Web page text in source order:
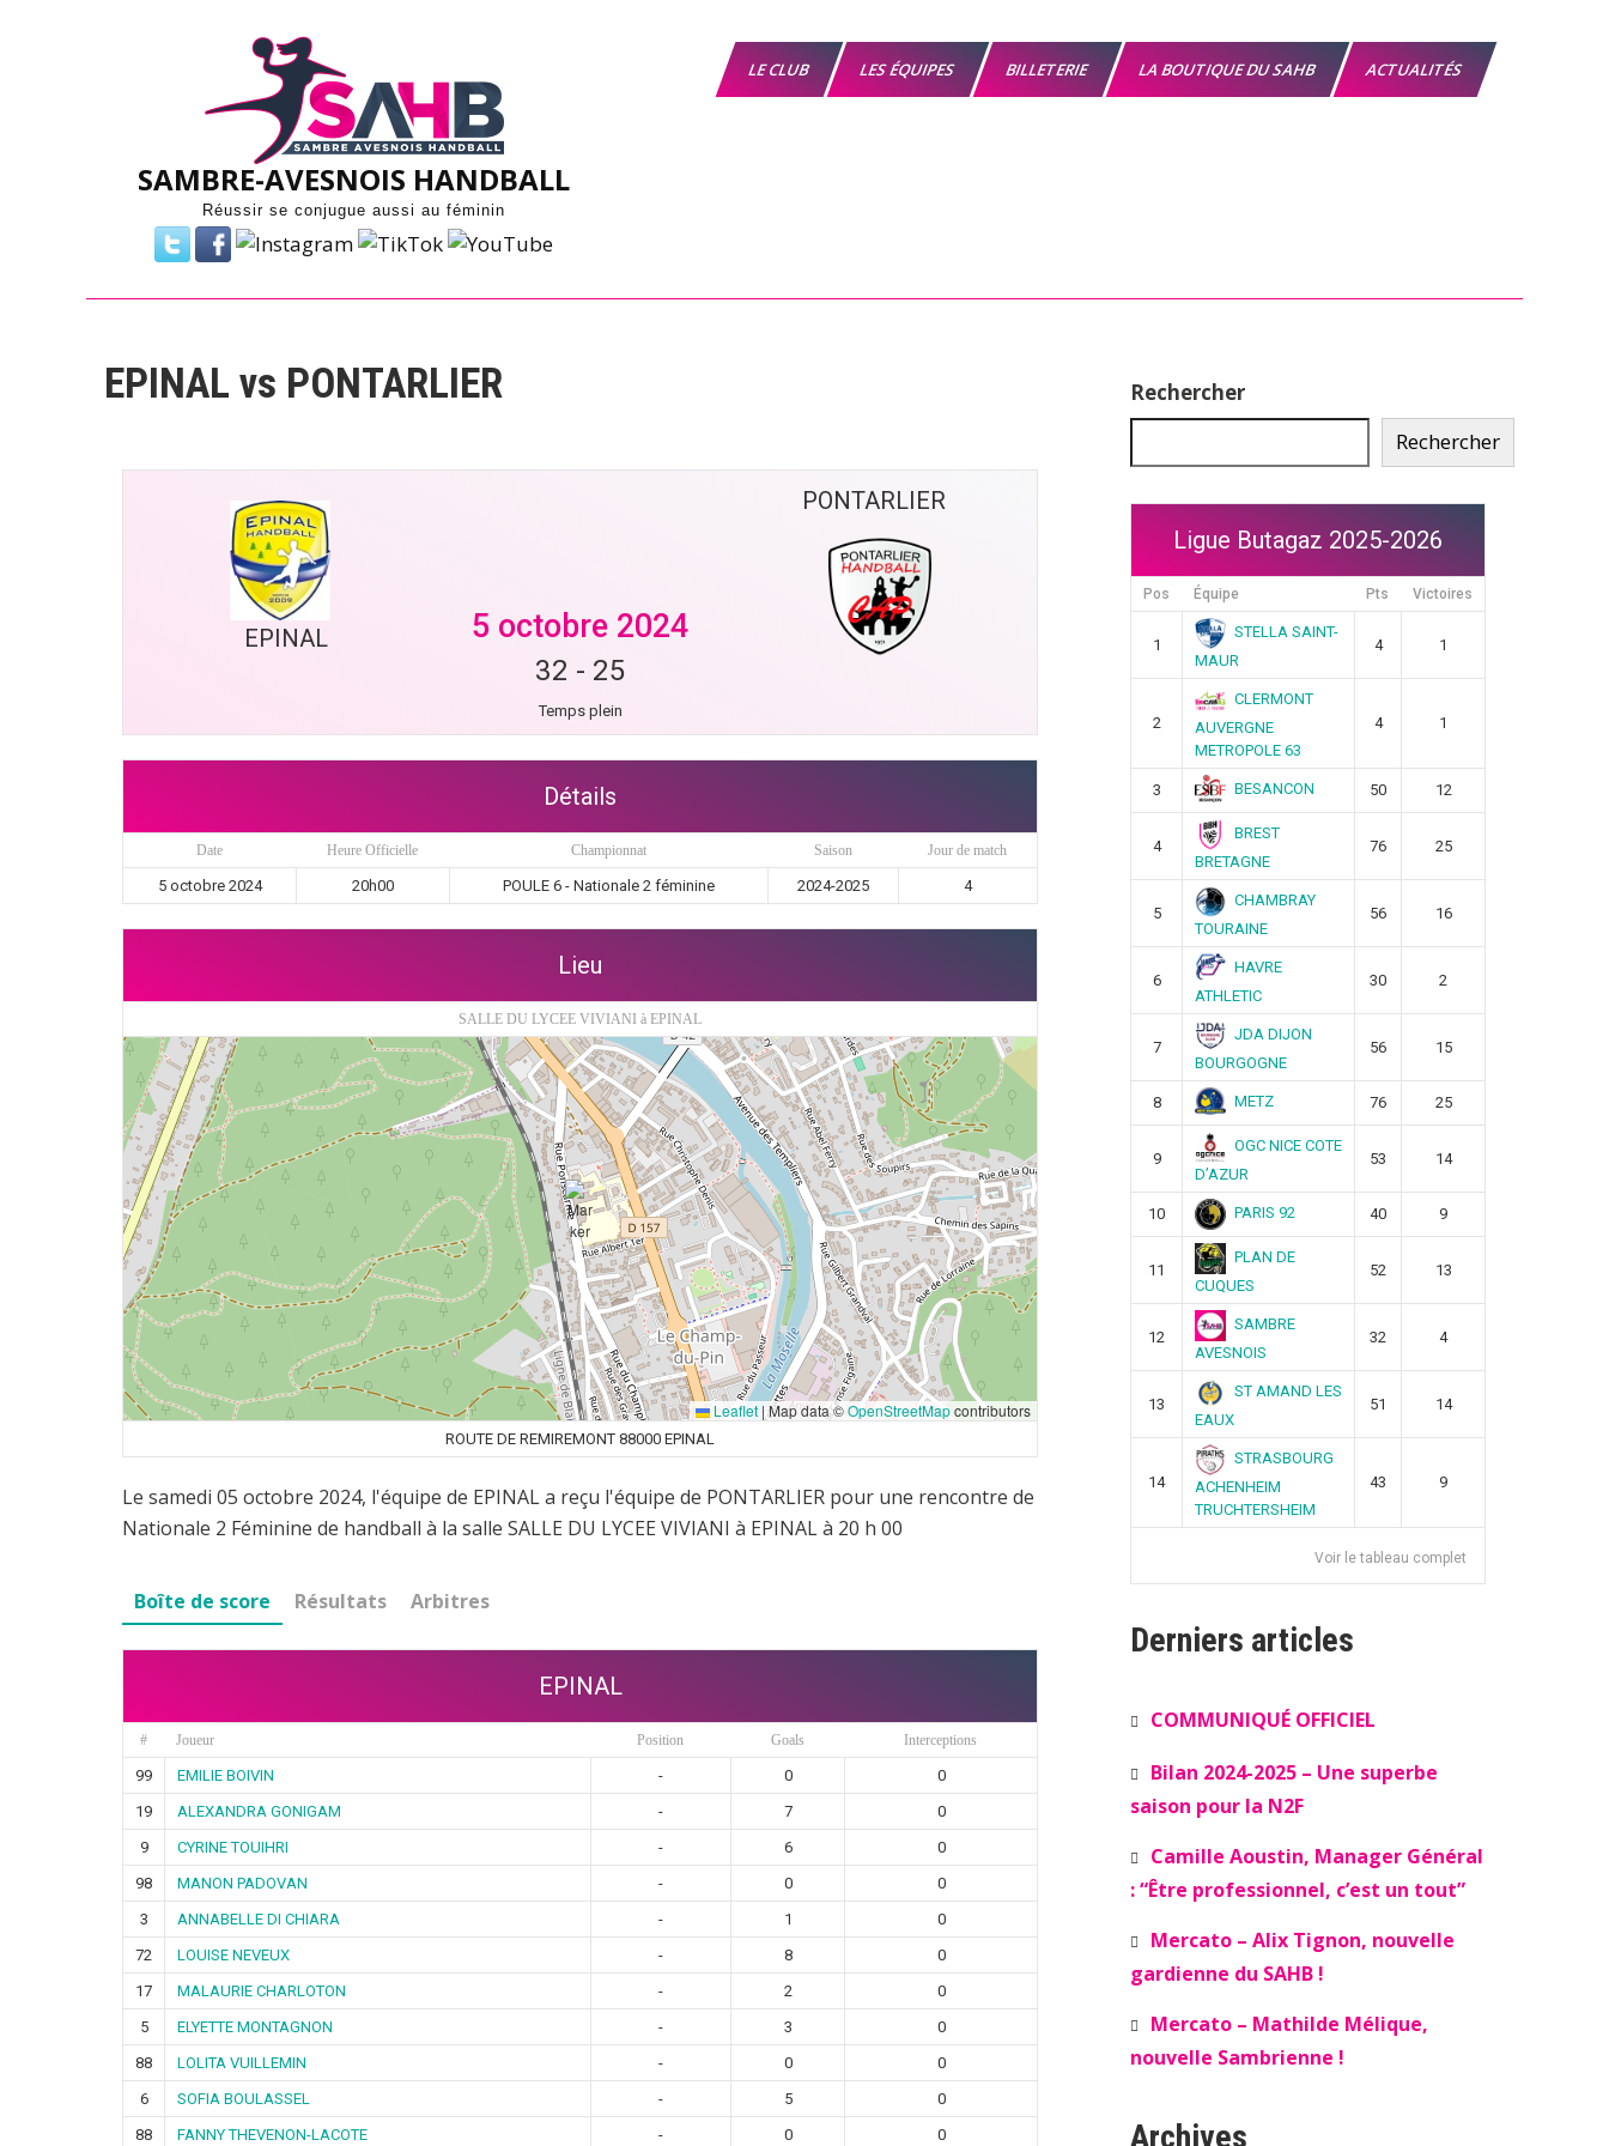
SAMBRE-AVESNOIS HANDBALL
Réussir se conjugue aussi au féminin
LE CLUB LES ÉQUIPES BILLETERIE LA BOUTIQUE DU SAHB ACTUALITÉS
EPINAL vs PONTARLIER
EPINAL
PONTARLIER
5 octobre 2024
32 - 25
Temps plein
Détails
Date Heure Officielle Championnat Saison Jour de match
5 octobre 2024 20h00 POULE 6 - Nationale 2 féminine 2024-2025 4
Lieu
SALLE DU LYCEE VIVIANI à EPINAL
Leaflet |Map data ©OpenStreetMapcontributors
ROUTE DE REMIREMONT 88000 EPINAL
Le samedi 05 octobre 2024, l'équipe de EPINAL a reçu l'équipe de PONTARLIER pour une rencontre de
Nationale 2 Féminine de handball à la salle SALLE DU LYCEE VIVIANI à EPINAL à 20 h 00
Boîte de score Résultats Arbitres
EPINAL
# Joueur Position Goals Interceptions
99 EMILIE BOIVIN - 0
0
19
ALEXANDRA GONIGAM - 7
0
9
CYRINE TOUIHRI - 6
0
98
MANON PADOVAN - 0
0
3
ANNABELLE DI CHIARA - 1
0
72
LOUISE NEVEUX - 8
0
17
MALAURIE CHARLOTON - 2
0
5
ELYETTE MONTAGNON - 3
0
88
LOLITA VUILLEMIN - 0
0
6
SOFIA BOULASSEL - 5
0
88
FANNY THEVENON-LACOTE - 0
0
Rechercher
Rechercher
Ligue Butagaz 2025-2026
Pos Équipe Pts Victoires
1
STELLA SAINT-
MAUR
4 1
2
CLERMONT
AUVERGNE
METROPOLE 63
4 1
3 BESANCON 50 12
4
BREST
BRETAGNE
76 25
5
CHAMBRAY
TOURAINE
56 16
6
HAVRE
ATHLETIC
30 2
7
JDA DIJON
BOURGOGNE
56 15
8 METZ 76 25
9
OGC NICE COTE
D’AZUR
53 14
10 PARIS 92 40 9
11
PLAN DE
CUQUES
52 13
12
SAMBRE
AVESNOIS
32 4
13
ST AMAND LES
EAUX
51 14
14
STRASBOURG
ACHENHEIM
TRUCHTERSHEIM
43 9
Voir le tableau complet
Derniers articles
COMMUNIQUÉ OFFICIEL
Bilan 2024-2025 – Une superbe
saison pour la N2F
Camille Aoustin, Manager Général
: “Être professionnel, c’est un tout”
Mercato – Alix Tignon, nouvelle
gardienne du SAHB !
Mercato – Mathilde Mélique,
nouvelle Sambrienne !
Archives